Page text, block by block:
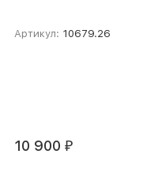
Артикул: 10679.26
10 900 ₽